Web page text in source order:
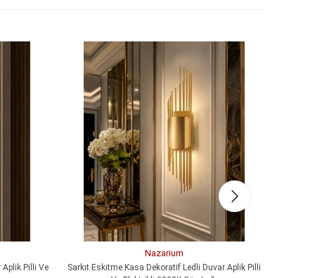
Pilli Ve
Nazarium
Sarkıt Eskitme Kasa Dekoratif Ledli Duvar Aplik Pilli